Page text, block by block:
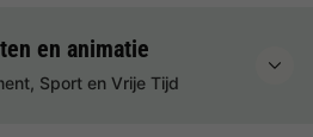
en animatie
Sport en Vrije Tijd